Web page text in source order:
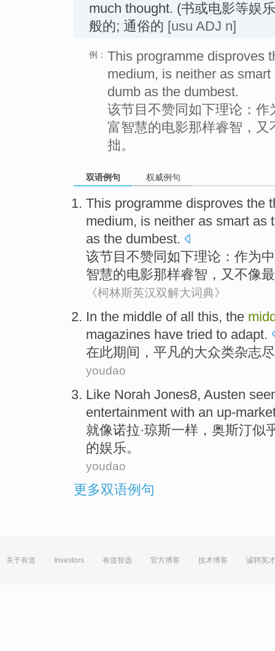
much thought. (书或电影等娱
般的; 通俗的 [usu ADJ n]
例： This programme disproves
medium, is neither as
dumb as the dumbest.
该节目不赞同如下理论：
富智慧的电影那样睿智，
拙。
双语例句 权威例句
This programme disproves the
medium, is neither as smart as
as the dumbest.
该节目不赞同如下理论 ： 作为
智慧的电影那样睿智，又不像最
《柯林斯英汉双解大词典》
In the middle of all this, the
magazines have tried to adapt.
在此期间，平凡的大众类杂志
youdao
Like Norah Jones8, Austen
entertainment with an up-
就像诺拉·琼斯一样， 奥斯汀似
的娱乐。
youdao
更多双语例句
关于有道 Investors 有道智选 官方博客 技术博客 诚聘英才